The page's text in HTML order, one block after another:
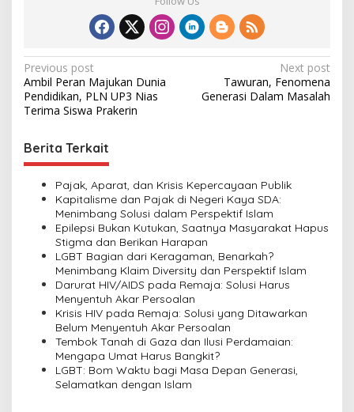
P
o
s
t
n
Previous post
Ambil Peran Majukan Dunia
Pendidikan, PLN UP3 Nias
Terima Siswa Prakerin
Next post
Tawuran, Fenomena
Generasi Dalam Masalah
Berita Terkait
Pajak, Aparat, dan Krisis Kepercayaan Publik
Kapitalisme dan Pajak di Negeri Kaya SDA:
Menimbang Solusi dalam Perspektif Islam
Epilepsi Bukan Kutukan, Saatnya Masyarakat Hapus
Stigma dan Berikan Harapan
LGBT Bagian dari Keragaman, Benarkah?
Menimbang Klaim Diversity dan Perspektif Islam
Darurat HIV/AIDS pada Remaja: Solusi Harus
Menyentuh Akar Persoalan
Krisis HIV pada Remaja: Solusi yang Ditawarkan
Belum Menyentuh Akar Persoalan
Tembok Tanah di Gaza dan Ilusi Perdamaian:
Mengapa Umat Harus Bangkit?
LGBT: Bom Waktu bagi Masa Depan Generasi,
Selamatkan dengan Islam